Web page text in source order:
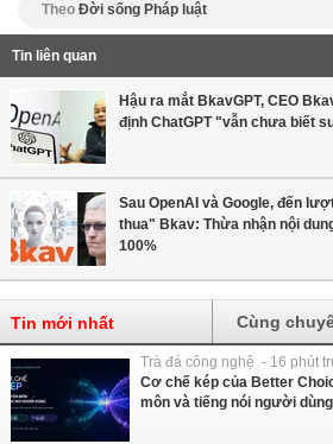
Theo Đời sống Pháp luật
Tin liên quan
Hậu ra mắt BkavGPT, CEO
định ChatGPT "vẫn chưa biết
Sau OpenAI và Google, đến
thua" Bkav: Thừa nhận nội
100%
Tin mới nhất Cùng
Trà đá công nghệ - 16 phút
Cơ chế kép của Better
môn và tiếng nói người